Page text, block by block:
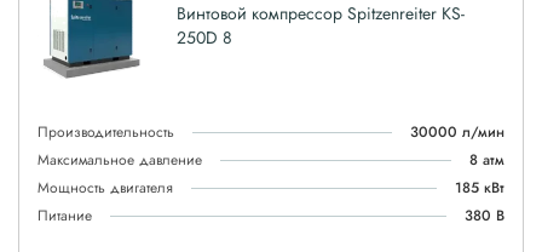
Винтовой компрессор Spitzenreiter KS-
250D 8
Производительность
30000 л/мин
Максимальное давление
8 атм
Мощность двигателя
185 кВт
Питание
380 В